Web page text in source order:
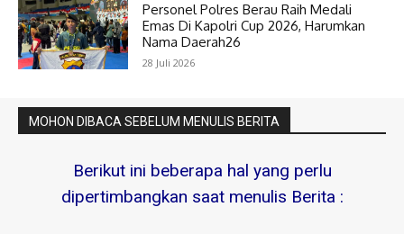
Personel Polres Berau Raih Medali
Emas Di Kapolri Cup 2026, Harumkan
Nama Daerah26
28 Juli 2026
MOHON DIBACA SEBELUM MENULIS BERITA
Berikut ini beberapa hal yang perlu
dipertimbangkan saat menulis Berita :